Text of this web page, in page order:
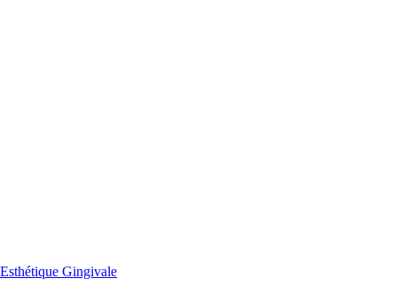
Esthétique Gingivale